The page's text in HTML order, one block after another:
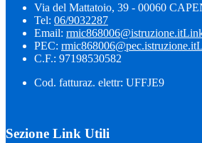
Via del Mattatoio, 39 - 00060
Tel: 06/9032287
Email: rmic868006@istruzione.it
PEC: rmic868006@pec.istruzione.it
C.F.: 97198530582
Cod. fatturaz. elettr: UFFJE9
Sezione Link Utili